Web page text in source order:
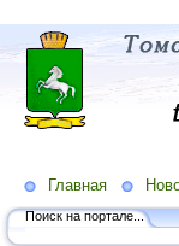
Главная
Поиск на портале...